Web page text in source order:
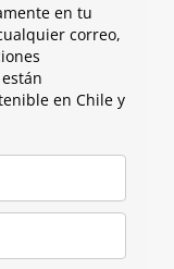
en tu
correo,
en Chile y